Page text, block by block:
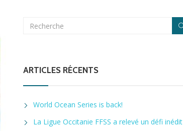
ARTICLES RÉCENTS
World Ocean Series is back!
La Ligue Occitanie FFSS a relevé un défi inédit